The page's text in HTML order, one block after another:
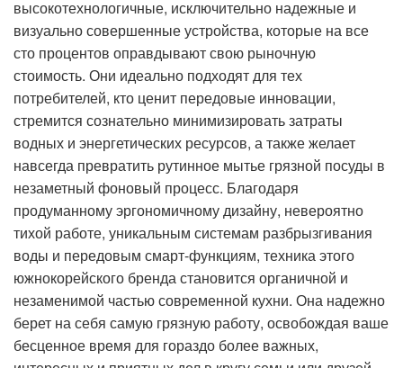
высокотехнологичные, исключительно надежные и
визуально совершенные устройства, которые на все
сто процентов оправдывают свою рыночную
стоимость. Они идеально подходят для тех
потребителей, кто ценит передовые инновации,
стремится сознательно минимизировать затраты
водных и энергетических ресурсов, а также желает
навсегда превратить рутинное мытье грязной посуды в
незаметный фоновый процесс. Благодаря
продуманному эргономичному дизайну, невероятно
тихой работе, уникальным системам разбрызгивания
воды и передовым смарт-функциям, техника этого
южнокорейского бренда становится органичной и
незаменимой частью современной кухни. Она надежно
берет на себя самую грязную работу, освобождая ваше
бесценное время для гораздо более важных,